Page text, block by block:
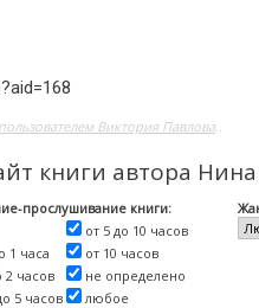
пользователем Виктория Павлова..
книги автора
прослушивание книги:
1 часа
2 часов
5 часов
от 5 до 10 часов
от 10 часов
не определено
любое